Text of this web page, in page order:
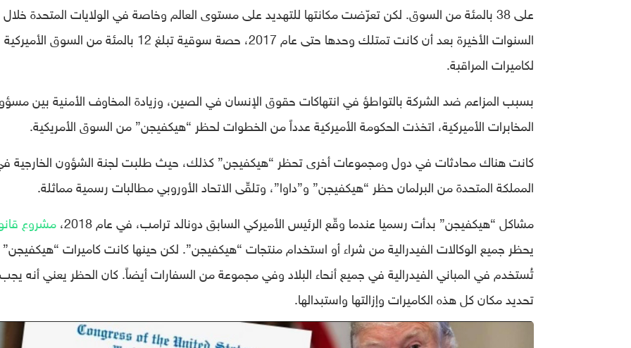
على 38 بالمئة من السوق. لكن تعرّضت مكانتها للتهديد على مستوى العالم وخاصة في الولايات المتحدة خلال
السنوات الأخيرة بعد أن كانت تمتلك وحدها حتى عام 2017، حصة سوقية تبلغ 12 بالمئة من السوق الأميركية
لكاميرات المراقبة.
بسبب المزاعم ضد الشركة بالتواطؤ في انتهاكات حقوق الإنسان في الصين، وزيادة المخاوف الأمنية بين
المخابرات الأميركية، اتخذت الحكومة الأميركية عدداً من الخطوات لحظر “هيكفيجن” من السوق الأمريكية.
كانت هناك محادثات في دول ومجموعات أخرى تحظر “هيكفيجن” كذلك، حيث طلبت لجنة الشؤون الخارجية
المملكة المتحدة من البرلمان حظر “هيكفيجن” و”داوا”، وتلقّى الاتحاد الأوروبي مطالبات رسمية مماثلة.
مشاكل “هيكفيجن” بدأت رسميا عندما وقّع الرئيس الأميركي السابق دونالد ترامب، في عام 2018،
مشروع
يحظر جميع الوكالات الفيدرالية من شراء أو استخدام منتجات “هيكفيجن”. لكن حينها كانت كاميرات “هيكفيجن”
تُستخدم في المباني الفيدرالية في جميع أنحاء البلاد وفي مجموعة من السفارات أيضاً. كان الحظر يعني أنه يجب
تحديد مكان كل هذه الكاميرات وإزالتها واستبدالها.